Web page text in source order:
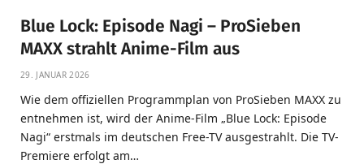
Blue Lock: Episode Nagi – ProSieben
MAXX strahlt Anime-Film aus
29. JANUAR 2026
Wie dem offiziellen Programmplan von ProSieben MAXX zu
entnehmen ist, wird der Anime-Film „Blue Lock: Episode
Nagi“ erstmals im deutschen Free-TV ausgestrahlt. Die TV-
Premiere erfolgt am…